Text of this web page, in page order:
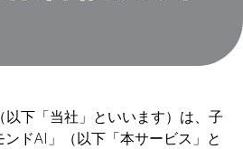
下「当社」といいます）は、子
ドAI」（以下「本サービス」と